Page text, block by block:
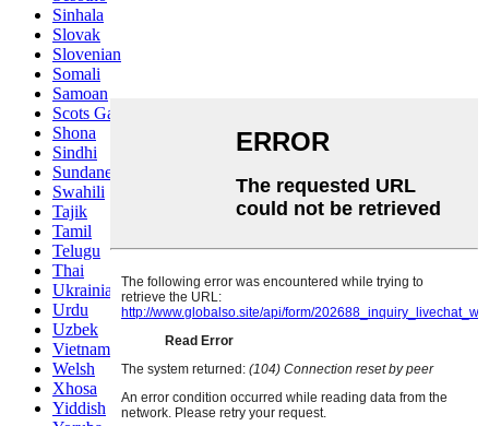
Sinhala
Slovak
Slovenian
Somali
Samoan
Scots Gaelic
Shona
Sindhi
Sundanese
Swahili
Tajik
Tamil
Telugu
Thai
Ukrainian
Urdu
Uzbek
Vietnamese
Welsh
Xhosa
Yiddish